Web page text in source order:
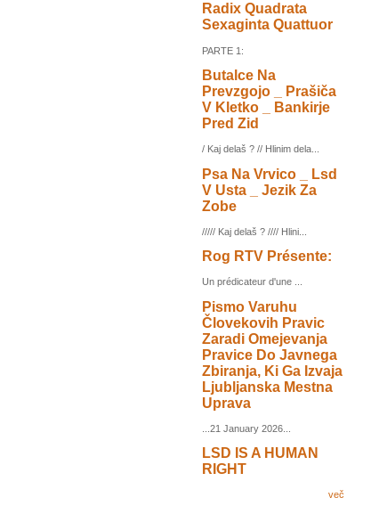
Radix Quadrata
Sexaginta Quattuor
PARTE 1:
Butalce Na
Prevzgojo _ Prašiča
V Kletko _ Bankirje
Pred Zid
/ Kaj delaš ? // Hlinim dela...
Psa Na Vrvico _ Lsd
V Usta _ Jezik Za
Zobe
///// Kaj delaš ? //// Hlini...
Rog RTV Présente:
Un prédicateur d'une ...
Pismo Varuhu
Človekovih Pravic
Zaradi Omejevanja
Pravice Do Javnega
Zbiranja, Ki Ga Izvaja
Ljubljanska Mestna
Uprava
...21 January 2026...
LSD IS A HUMAN
RIGHT
več